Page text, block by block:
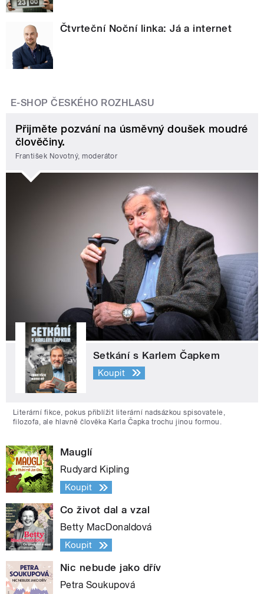
Čtvrteční Noční linka: Já a internet
E-SHOP ČESKÉHO ROZHLASU
Přijměte pozvání na úsměvný doušek moudré
člověčiny.
František Novotný, moderátor
Setkání s Karlem Čapkem
Koupit
Literární fikce, pokus přiblížit literární nadsázkou spisovatele,
filozofa, ale hlavně člověka Karla Čapka trochu jinou formou.
Mauglí
Rudyard Kipling
Koupit
Co život dal a vzal
Betty MacDonaldová
Koupit
Nic nebude jako dřív
Petra Soukupová